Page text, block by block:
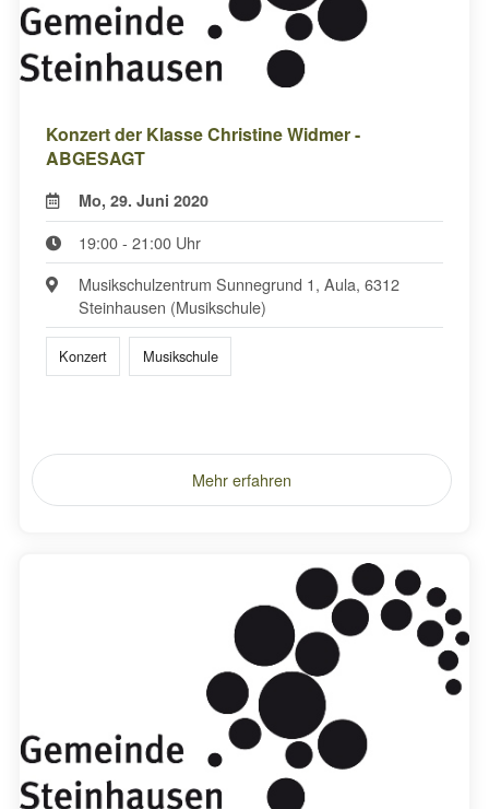
Konzert der Klasse Christine Widmer -
ABGESAGT
Mo, 29. Juni 2020
19:00 - 21:00 Uhr
Musikschulzentrum Sunnegrund 1, Aula, 6312
Steinhausen (Musikschule)
Konzert Musikschule
Mehr erfahren